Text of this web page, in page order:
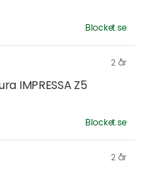
Blocket.se
2 år
IMPRESSA Z5
Blocket.se
2 år